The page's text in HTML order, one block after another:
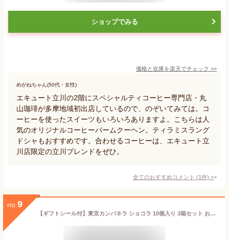
ショップでみる
価格と在庫を楽天でチェック >>
めがねちゃん(50代・女性)
エキュート立川の2階にスペシャルティコーヒー専門店・丸
山珈琲が多摩地域初出店しているので、のぞいてみては。コ
ーヒーを使ったスイーツもいろいろありますよ。こちらは人
気のオリジナルコーヒーバームクーヘン。ティラミスラング
ドシャもおすすめです。合わせるコーヒーは、エキュート立
川店限定の立川ブレンドをぜひ。
全てのおすすめコメント (1件) >
no. 9
【ギフトシール付】東京カンパネラ ショコラ 10個入り 3箱セット お土産 ギフト 贈り物 ラングドシャ 個包装 詰め合わせ 小分け 洋菓子 焼き菓子 クリスマス お歳暮